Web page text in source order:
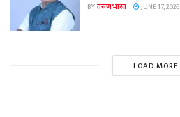
BYतरुण भारत JUNE 17, 2026
LOAD MORE